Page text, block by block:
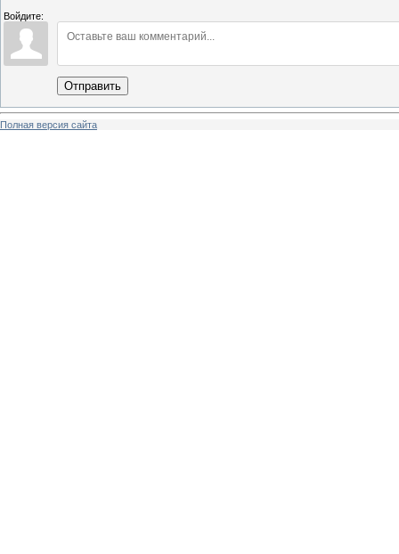
Войдите:
Отправить
Полная версия сайта